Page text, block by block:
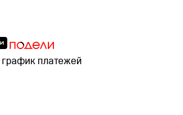
график платежей